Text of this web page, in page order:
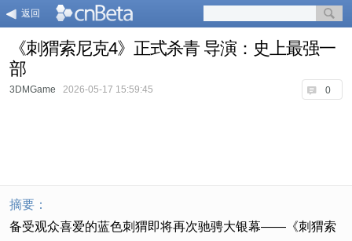
返回
《刺猬索尼克4》正式杀青 导演：史上最强一
部
0
3DMGame 2026-05-17 15:59:45
摘要：
备受观众喜爱的蓝色刺猬即将再次驰骋大银幕——《刺猬索